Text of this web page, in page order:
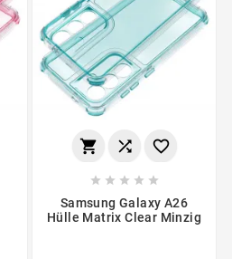
  
    
Samsung Galaxy A26
Hülle Matrix Clear Minzig